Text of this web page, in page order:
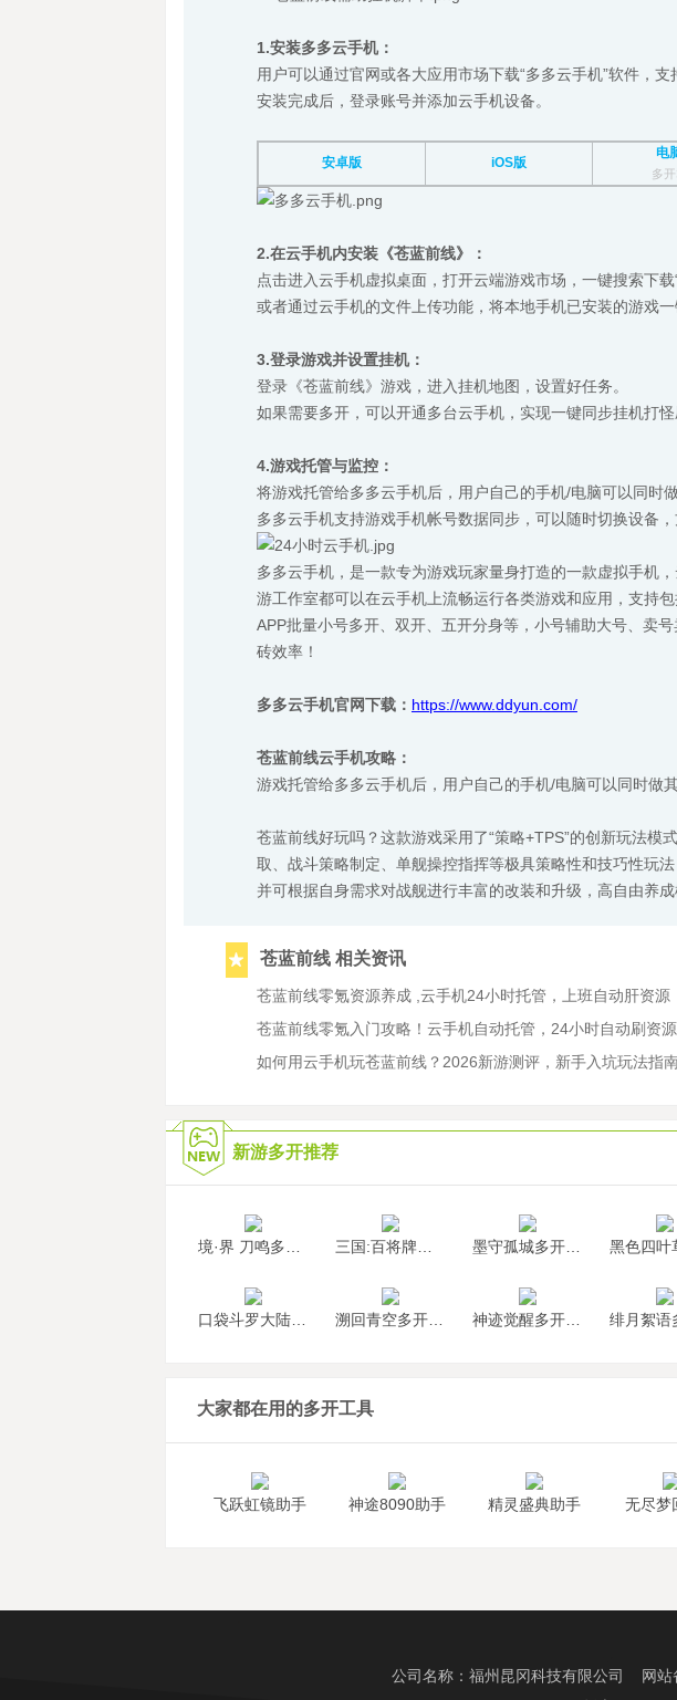
1.安装多多云手机：
用户可以通过官网或各大应用市场下载“多多云手机”软件，支
安装完成后，登录账号并添加云手机设备。
安卓版 iOS版
电
多
2.在云手机内安装《苍蓝前线》：
点击进入云手机虚拟桌面，打开云端游戏市场，一键搜索下载“
或者通过云手机的文件上传功能，将本地手机已安装的游戏一
3.登录游戏并设置挂机：
登录《苍蓝前线》游戏，进入挂机地图，设置好任务。
如果需要多开，可以开通多台云手机，实现一键同步挂机打怪
4.游戏托管与监控：
将游戏托管给多多云手机后，用户自己的手机/电脑可以同时
多多云手机支持游戏手机帐号数据同步，可以随时切换设备
多多云手机，是一款专为游戏玩家量身打造的一款虚拟手机
游工作室都可以在云手机上流畅运行各类游戏和应用，支持
APP批量小号多开、双开、五开分身等，小号辅助大号、卖
砖效率！
多多云手机官网下载： https://www.ddyun.com/
苍蓝前线云手机攻略：
游戏托管给多多云手机后，用户自己的手机/电脑可以同时做
苍蓝前线好玩吗？这款游戏采用了“策略+TPS”的创新玩法模
取、战斗策略制定、单舰操控指挥等极具策略性和技巧性玩
并可根据自身需求对战舰进行丰富的改装和升级，高自由养
苍蓝前线 相关资讯
苍蓝前线零氪资源养成 ,云手机24小时托管，上班自动肝资源
苍蓝前线零氪入门攻略！云手机自动托管，24小时自动刷资
如何用云手机玩苍蓝前线？2026新游测评，新手入坑玩法指
新游多开推荐
大家都在用的多开工具
飞跃虹镜助手 神途8090助手 精灵盛典助手 无尽梦
公司名称：福州昆冈科技有限公司 网站